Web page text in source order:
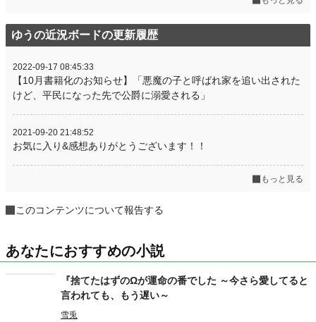
ゆうの近況ボードの更新履歴
2022-09-17 08:45:33
【10月書籍化のお知らせ】「悪魔の子と呼ばれ家を追い出された
けど、平民になった先で公爵に溺愛される」
2021-09-20 21:48:52
お気に入り&感想ありがとうございます！！
もっと見る
このコンテンツについて報告する
あなたにおすすめの小説
『捨てたはずのΩが運命の番でした ～今さら愛してると
言われても、もう遅い～
雪兎